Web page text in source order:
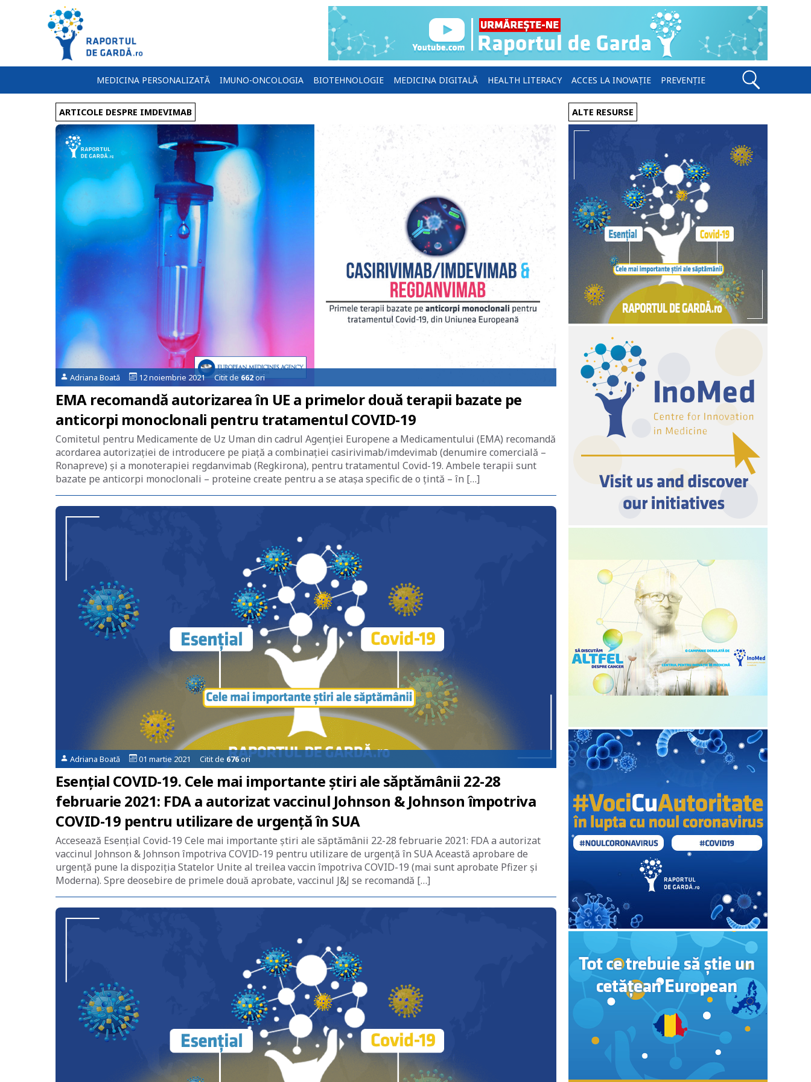
MEDICINA PERSONALIZATĂ IMUNO-ONCOLOGIA BIOTEHNOLOGIE MEDICINA DIGITALĂ HEALTH LITERACY ACCES LA INOVAȚIE PREVENȚIE
ARTICOLE DESPRE IMDEVIMAB
Adriana Boată 12 noiembrie 2021 Citit de662ori
EMA recomandă autorizarea în UE a primelor două terapii bazate pe
anticorpi monoclonali pentru tratamentul COVID-19
Comitetul pentru Medicamente de Uz Uman din cadrul Agenției Europene a Medicamentului (EMA) recomandă
acordarea autorizației de introducere pe piață a combinației casirivimab/imdevimab (denumire comercială –
Ronapreve) și a monoterapiei regdanvimab (Regkirona), pentru tratamentul Covid-19. Ambele terapii sunt
bazate pe anticorpi monoclonali – proteine create pentru a se atașa specific de o țintă – în […]
Adriana Boată 01 martie 2021 Citit de 676ori
Esențial COVID-19. Cele mai importante știri ale săptămânii 22-28
februarie 2021: FDA a autorizat vaccinul Johnson & Johnson împotriva
COVID-19 pentru utilizare de urgență în SUA
Accesează Esențial Covid-19 Cele mai importante știri ale săptămânii 22-28 februarie 2021: FDA a autorizat
vaccinul Johnson & Johnson împotriva COVID-19 pentru utilizare de urgență în SUA Această aprobare de
urgență pune la dispoziția Statelor Unite al treilea vaccin împotriva COVID-19 (mai sunt aprobate Pfizer și
Moderna). Spre deosebire de primele două aprobate, vaccinul J&J se recomandă […]
ALTE RESURSE